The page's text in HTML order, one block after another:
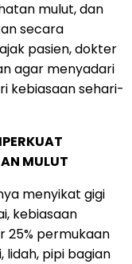
mulut, dan
secara
pasien, dokter
agar menyadari
kebiasaan sehari-
MULUT
menyikat gigi
kebiasaan
25% permukaan
lidah, pipi bagian